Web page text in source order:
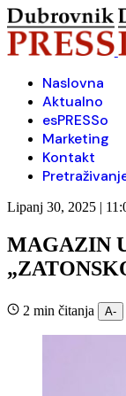
Naslovna
Aktualno
esPRESSo
Marketing
Kontakt
Lipanj 30, 2025 |
MAGAZIN
2 min čitanja A-